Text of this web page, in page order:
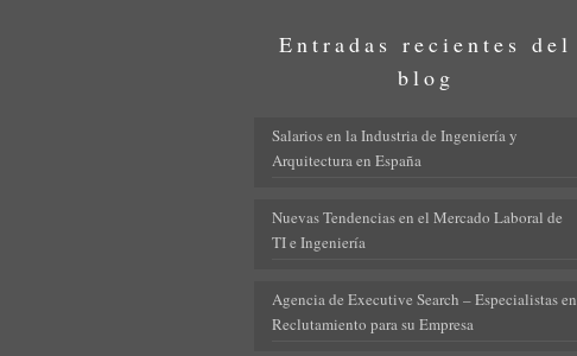
Entradas recientes del
blog
Salarios en la Industria de Ingeniería y
Arquitectura en España
Nuevas Tendencias en el Mercado Laboral de
TI e Ingeniería
Agencia de Executive Search – Especialistas en
Reclutamiento para su Empresa